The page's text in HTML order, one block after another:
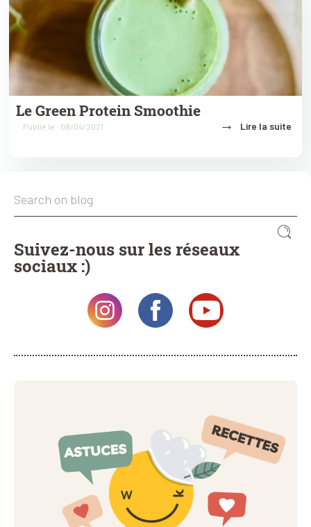
Le Green Protein Smoothie
Publié le : 08/04/2021 → Lire la suite
Suivez-nous sur les réseaux
sociaux :)